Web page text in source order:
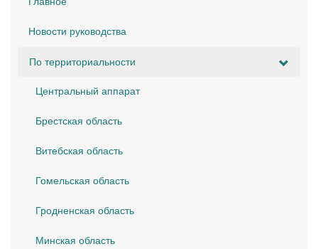
Новости руководства
По территориальности
Центральный аппарат
Брестская область
Витебская область
Гомельская область
Гродненская область
Минская область